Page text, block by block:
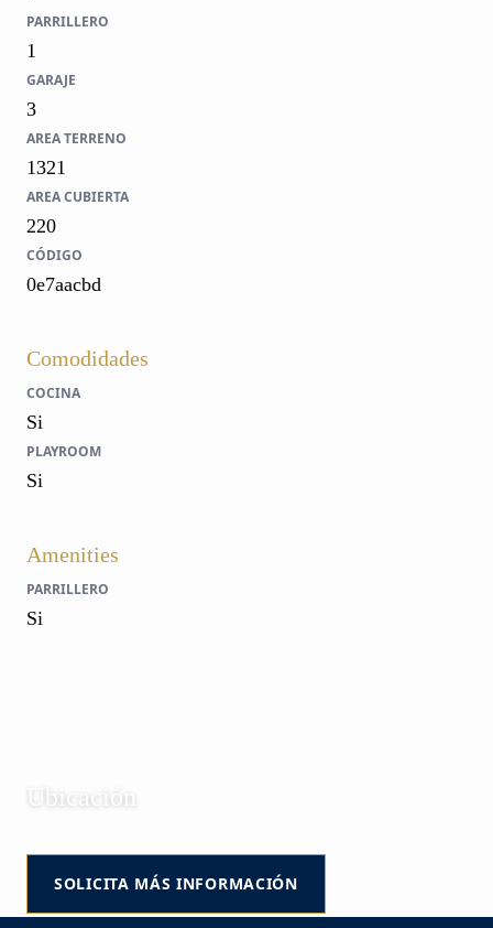
PARRILLERO
1
GARAJE
3
AREA TERRENO
1321
AREA CUBIERTA
220
CÓDIGO
0e7aacbd
Comodidades
COCINA
Si
PLAYROOM
Si
Amenities
PARRILLERO
Si
Ubicación
SOLICITA MÁS INFORMACIÓN